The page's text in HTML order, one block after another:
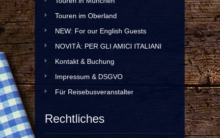
Touren im Oberland
NEW: For our English Guests
NOVITÀ: PER GLI AMICI ITALIANI
Kontakt & Buchung
Impressum & DSGVO
Für Reisebusveranstalter
Rechtliches